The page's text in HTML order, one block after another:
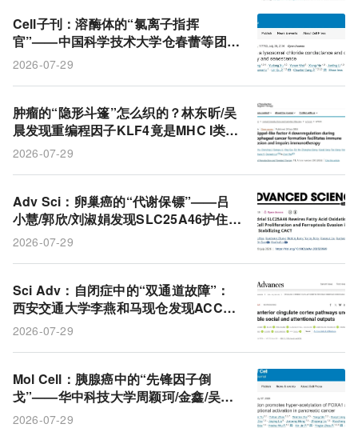
Cell子刊：溶酶体的“氯离子指挥
官”——中国科学技术大学仓春蕾等团队
发现TTYH3用一个离子通道同时控制融
2026-07-29
肿瘤的“隐形斗篷”怎么织的？林东昕/吴
晨发现重编程因子KLF4竟是MHC I类抗
原呈递的守门人
2026-07-29
Adv Sci：卵巢癌的“代谢保镖”——吕
小慧/郭欣/刘淑娟发现SLC25A46护住C
ACT让肿瘤细胞逃过铁死亡
2026-07-29
Sci Adv：自闭症中的“双通道故障”：
西安交通大学李燕和马现仓发现ACC两
条平行环路分别掌管社交与注意力，可
2026-07-29
Mol Cell：胰腺癌中的“先锋因子倒
戈”——华中科技大学周颖珂/金鑫/吴河
水发现FOXA1被HDAC5松绑后转头激
2026-07-29